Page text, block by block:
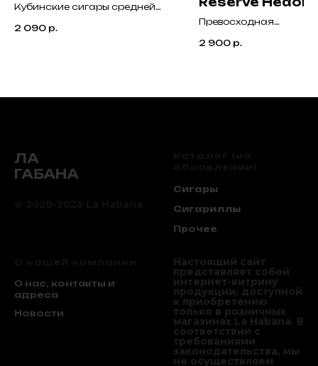
Кубинские сигары средней
кофе и шоколада.
2 090 р.
Grand
Превосходная
которая считается
2 900 р.
ЛА
ГАБАНА
Сигары
Сигариллы
Прочее
О нас, контакты и
адреса
Новости
Настоящий сайт
представляет собой
интернет-витрину
продукции, доступной
к приобретению
только в розничных
магазинах La Habana. В
соответствии с
требованиями
законодательства, мы
не осуществляем